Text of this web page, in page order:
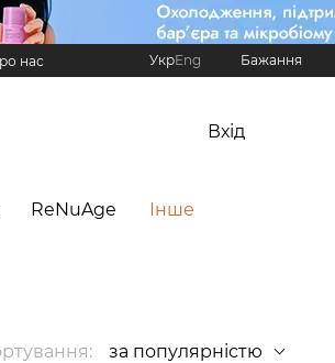
нас
УкрEng Бажання
Вхід
ReNuAge Інше
за популярністю